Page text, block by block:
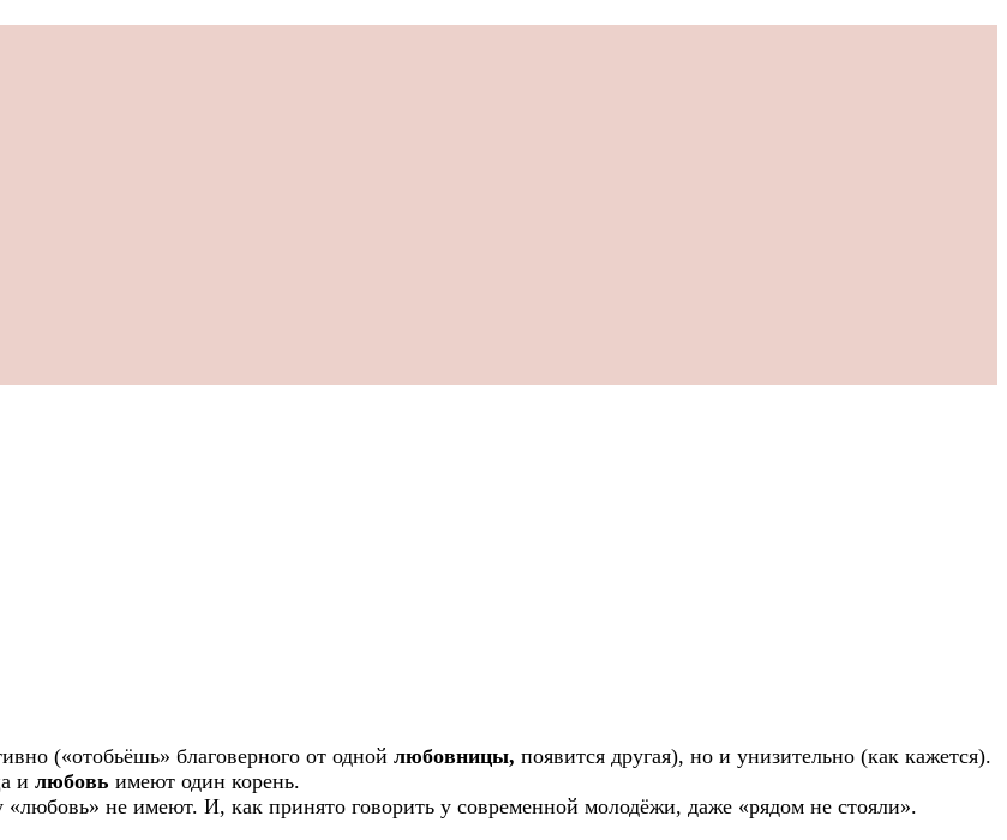
(«отобьёшь» благоверного от одной любовницы, появится другая), но и унизительно (как кажется).
и любовь имеют один корень.
«любовь» не имеют. И, как принято говорить у современной молодёжи, даже «рядом не стояли».